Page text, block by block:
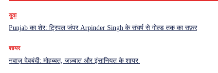
युवा
Punjab का शेर: ट्रिपल जंपर Arpinder Singh के संघर्ष से गोल्ड तक का सफ़र
शायर
नवाज़ देवबंदी: मोहब्बत, जज़्बात और इंसानियत के शायर